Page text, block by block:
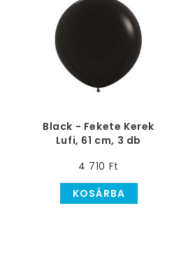
Black - Fekete Kerek
Lufi, 61 cm, 3 db
4 710 Ft
KOSÁRBA